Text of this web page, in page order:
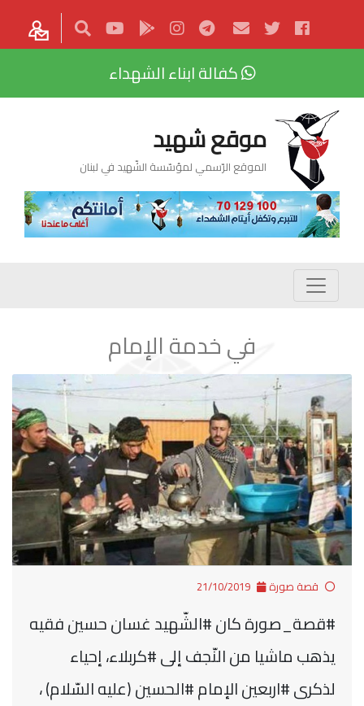
كفالة ابناء الشهداء
موقع شهيد
الموقع الرّسمي لمؤسّسة الشّهيد في لبنان
في خدمة الإمام
قصة صورة
#قصة_صورة كان #الشّهيد غسان حسين فقيه
يذهب ماشيا من النّجف إلى #كربلاء، إحياء
لذكرى #اربعين الإمام #الحسين (عليه السّلام) ،